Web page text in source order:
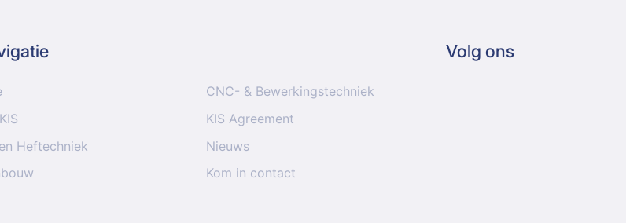
Heftechniek
CNC- & Bewerkingstechniek
KIS Agreement
Nieuws
Kom in contact
Volg ons